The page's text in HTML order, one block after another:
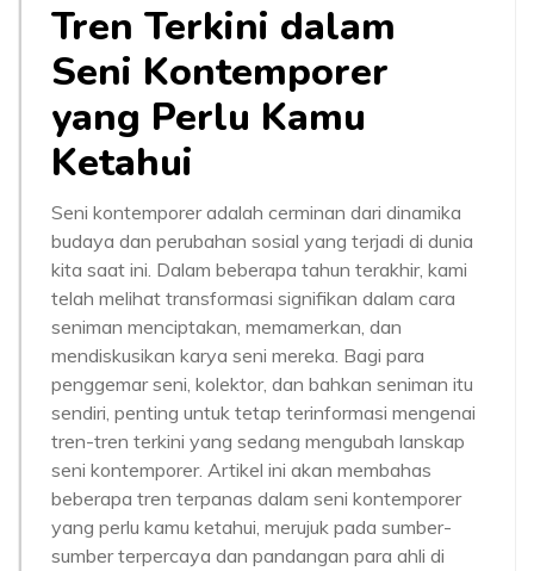
Tren Terkini dalam
Seni Kontemporer
yang Perlu Kamu
Ketahui
Seni kontemporer adalah cerminan dari dinamika
budaya dan perubahan sosial yang terjadi di dunia
kita saat ini. Dalam beberapa tahun terakhir, kami
telah melihat transformasi signifikan dalam cara
seniman menciptakan, memamerkan, dan
mendiskusikan karya seni mereka. Bagi para
penggemar seni, kolektor, dan bahkan seniman itu
sendiri, penting untuk tetap terinformasi mengenai
tren-tren terkini yang sedang mengubah lanskap
seni kontemporer. Artikel ini akan membahas
beberapa tren terpanas dalam seni kontemporer
yang perlu kamu ketahui, merujuk pada sumber-
sumber terpercaya dan pandangan para ahli di